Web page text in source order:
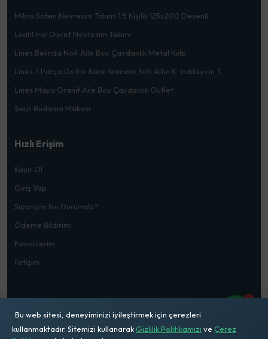
Mikro Saten Nevresim Takımı 1.5 Kişilik 125x200 Desenli
Lualit Fur Düvet Nevresim Takımı
Lines Belinda No4 Aile Boy Çaydanlık Metal Kulp
Lines 7 Parça Defne Kare Tencere Seti Altın K. İndiksyion T.
Lines Maya Granit Aile Boy Çaydanlık Outlet
Şarjlı Budama Makası
Hızlı Erişim
Kayıt Ol
Giriş Yap
Siparişim Ne Durumda?
Ödeme Bildirimi
Favorilerim
İletişim
© 2026Mehmet Doğru Ticaret. Tüm Hakları Saklıdır
1
Bu web sitesi, deneyiminizi iyileştirmek için çerezleri
kullanmaktadır. Sitemizi kullanarak Gizlilik Politikamızı ve Çerez